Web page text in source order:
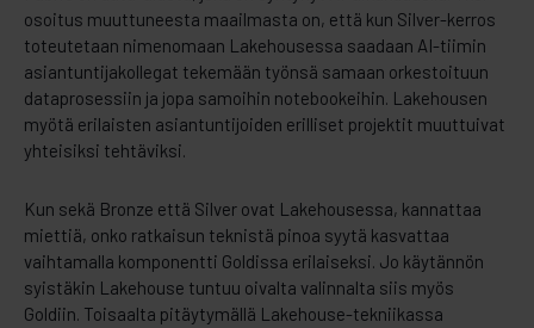
osoitus muuttuneesta maailmasta on, että kun Silver-kerros
toteutetaan nimenomaan Lakehousessa saadaan AI-tiimin
asiantuntijakollegat tekemään työnsä samaan orkestoituun
dataprosessiin ja jopa samoihin notebookeihin. Lakehousen
myötä erilaisten asiantuntijoiden erilliset projektit muuttuivat
yhteisiksi tehtäviksi.
Kun sekä Bronze että Silver ovat Lakehousessa, kannattaa
miettiä, onko ratkaisun teknistä pinoa syytä kasvattaa
vaihtamalla komponentti Goldissa erilaiseksi. Jo käytännön
syistäkin Lakehouse tuntuu oivalta valinnalta siis myös
Goldiin. Toisaalta pitäytymällä Lakehouse-tekniikassa